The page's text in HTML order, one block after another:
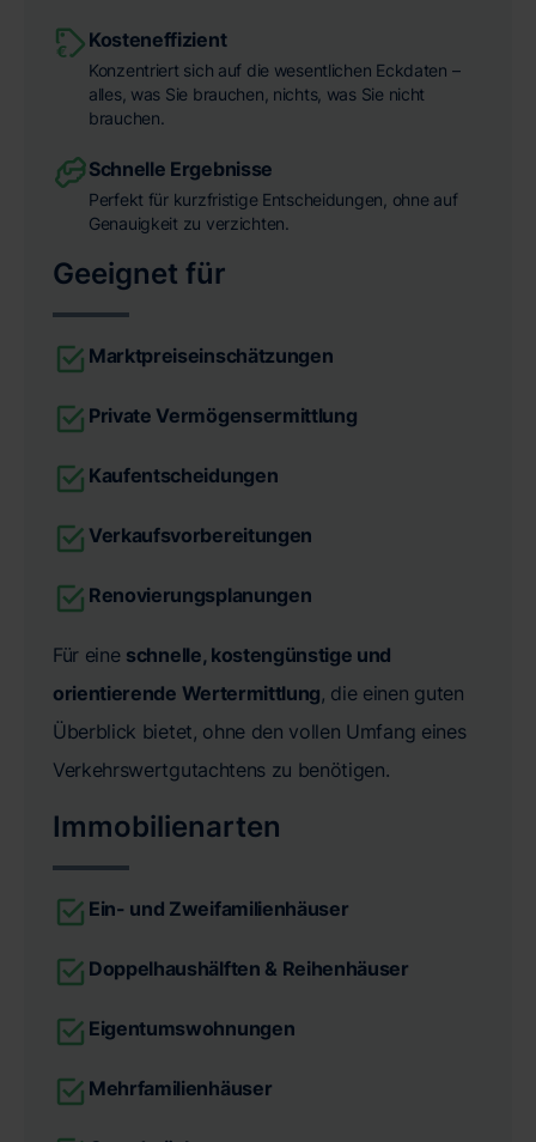
Kosteneffizient
Konzentriert sich auf die wesentlichen Eckdaten –
alles, was Sie brauchen, nichts, was Sie nicht
brauchen.
Schnelle Ergebnisse
Perfekt für kurzfristige Entscheidungen, ohne auf
Genauigkeit zu verzichten.
Geeignet für
Marktpreiseinschätzungen
Private Vermögensermittlung
Kaufentscheidungen
Verkaufsvorbereitungen
Renovierungsplanungen
Für eine schnelle, kostengünstige und
orientierende Wertermittlung, die einen guten
Überblick bietet, ohne den vollen Umfang eines
Verkehrswertgutachtens zu benötigen.
Immobilienarten
Ein- und Zweifamilienhäuser
Doppelhaushälften & Reihenhäuser
Eigentumswohnungen
Mehrfamilienhäuser